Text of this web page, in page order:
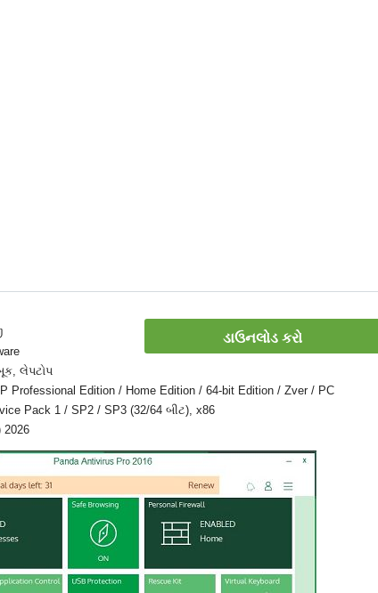
ડાઉનલોડ કરો
લેપટોપ
Edition / Home Edition / 64-bit Edition / Zver / PC
Pack 1 / SP2 / SP3 (32/64 બીટ), x86
2026